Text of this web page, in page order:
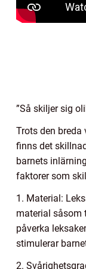
”Så skiljer sig
Trots den breda
finns det
barnets
faktorer som
1. Material:
material såsom
påverka
stimulerar
2.